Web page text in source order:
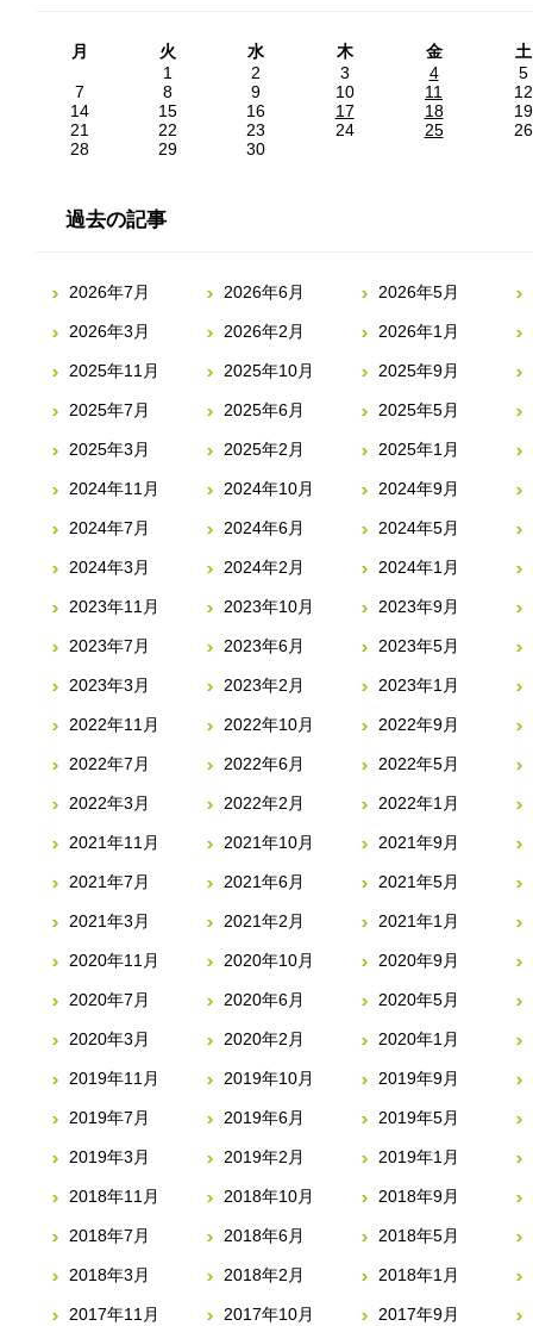
月 火 水 木 金
土
1
2 3 4
5
7
8 9 10 11
12
14
15 16 17 18
19
21
22 23 24 25
26
28
29 30
過去の記事
2026年7月 2026年6月 2026年5月
2026年3月 2026年2月 2026年1月
2025年11月 2025年10月 2025年9月
2025年7月 2025年6月 2025年5月
2025年3月 2025年2月 2025年1月
2024年11月 2024年10月 2024年9月
2024年7月 2024年6月 2024年5月
2024年3月 2024年2月 2024年1月
2023年11月 2023年10月 2023年9月
2023年7月 2023年6月 2023年5月
2023年3月 2023年2月 2023年1月
2022年11月 2022年10月 2022年9月
2022年7月 2022年6月 2022年5月
2022年3月 2022年2月 2022年1月
2021年11月 2021年10月 2021年9月
2021年7月 2021年6月 2021年5月
2021年3月 2021年2月 2021年1月
2020年11月 2020年10月 2020年9月
2020年7月 2020年6月 2020年5月
2020年3月 2020年2月 2020年1月
2019年11月 2019年10月 2019年9月
2019年7月 2019年6月 2019年5月
2019年3月 2019年2月 2019年1月
2018年11月 2018年10月 2018年9月
2018年7月 2018年6月 2018年5月
2018年3月 2018年2月 2018年1月
2017年11月 2017年10月 2017年9月